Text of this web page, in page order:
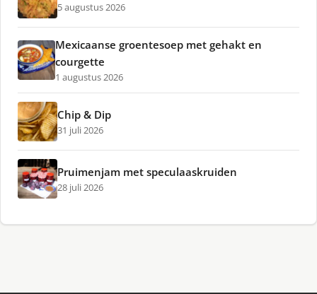
5 augustus 2026
Mexicaanse groentesoep met gehakt en
courgette
1 augustus 2026
Chip & Dip
31 juli 2026
Pruimenjam met speculaaskruiden
28 juli 2026